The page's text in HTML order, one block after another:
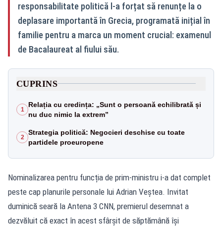
responsabilitate politică l-a forțat să renunțe la o
deplasare importantă în Grecia, programată inițial în
familie pentru a marca un moment crucial: examenul
de Bacalaureat al fiului său.
CUPRINS
1
Relația cu credința: „Sunt o persoană echilibrată și
nu duc nimic la extrem”
2
Strategia politică: Negocieri deschise cu toate
partidele proeuropene
Nominalizarea pentru funcția de prim-ministru i-a dat complet
peste cap planurile personale lui Adrian Veștea. Invitat
duminică seară la Antena 3 CNN, premierul desemnat a
dezvăluit că exact în acest sfârșit de săptămână își